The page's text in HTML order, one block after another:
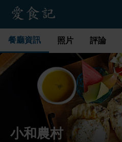
餐廳資訊 照片 評論
小和農村